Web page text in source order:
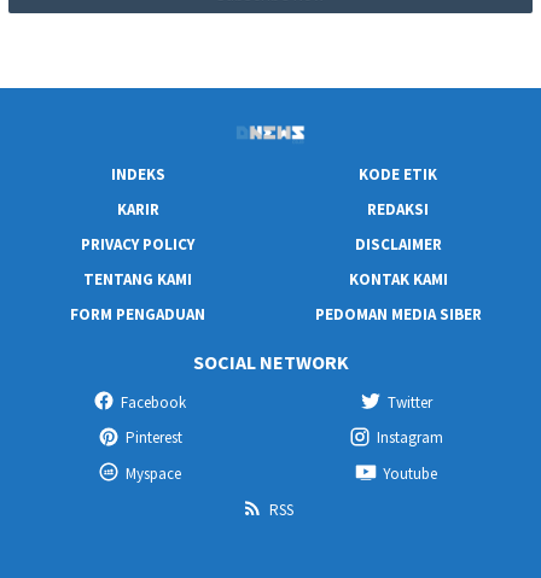
INDEKS
KODE ETIK
KARIR
REDAKSI
PRIVACY POLICY
DISCLAIMER
TENTANG KAMI
KONTAK KAMI
FORM PENGADUAN
PEDOMAN MEDIA SIBER
SOCIAL NETWORK
Facebook
Twitter
Pinterest
Instagram
Myspace
Youtube
RSS